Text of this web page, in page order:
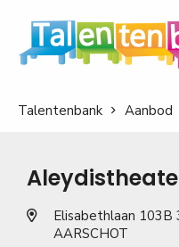
Talentenbank Aanbod
Elisabethlaan 103B
AARSCHOT